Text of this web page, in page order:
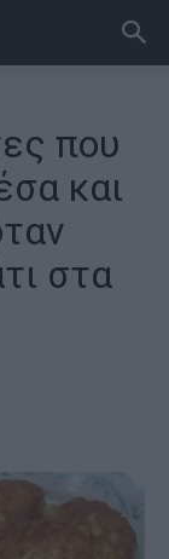
που
και
στα